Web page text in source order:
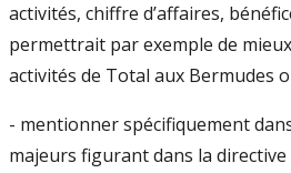
activités, chiffre d’affaires,
permettrait par exemple de
activités de Total aux Bermudes
- mentionner spécifiquement
majeurs figurant dans la